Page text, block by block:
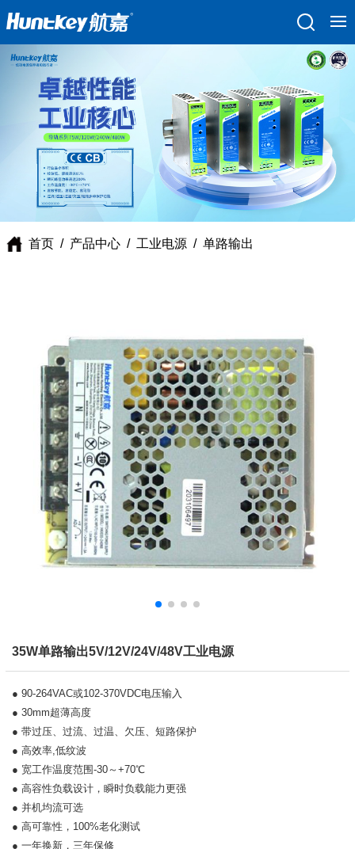
首页 / 产品中心 / 工业电源 / 单路输出
35W单路输出5V/12V/24V/48V工业电源
● 90-264VAC或102-370VDC电压输入
● 30mm超薄高度
● 带过压、过流、过温、欠压、短路保护
● 高效率,低纹波
● 宽工作温度范围-30～+70℃
● 高容性负载设计，瞬时负载能力更强
● 并机均流可选
● 高可靠性，100%老化测试
● 一年换新，三年保修